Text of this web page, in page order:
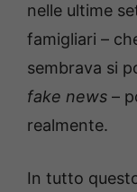
nelle ultime
famigliari –
sembrava si
fake news –
realmente.
In tutto